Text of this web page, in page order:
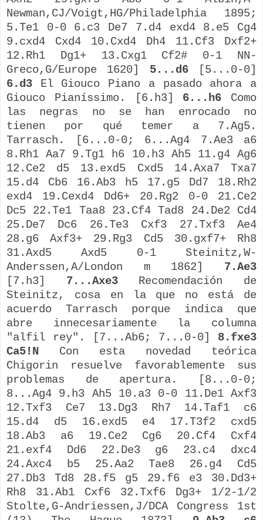
Newman,CJ/Voigt,HG/Philadelphia 1895;
5.Te1 0-0 6.c3 De7 7.d4 exd4 8.e5 Cg4
9.cxd4 Cxd4 10.Cxd4 Dh4 11.Cf3 Dxf2+
12.Rh1 Dg1+ 13.Cxg1 Cf2# 0-1 NN-
Greco,G/Europe 1620] 5...d6
[5...0-0]
6.d3 El Giouco Piano a pasado ahora a
Giouco Pianíssimo. [6.h3] 6...h6 Como
las negras no se han enrocado no
tienen por qué temer a 7.Ag5.
Tarrasch. [6...0-0; 6...Ag4 7.Ae3 a6
8.Rh1 Aa7 9.Tg1 h6 10.h3 Ah5 11.g4 Ag6
12.Ce2 d5 13.exd5 Cxd5 14.Axa7 Txa7
15.d4 Cb6 16.Ab3 h5 17.g5 Dd7 18.Rh2
exd4 19.Cexd4 Dd6+ 20.Rg2 0-0 21.Ce2
Dc5 22.Te1 Taa8 23.Cf4 Tad8 24.De2 Cd4
25.De7 Dc6 26.Te3 Cxf3 27.Txf3 Ae4
28.g6 Axf3+ 29.Rg3 Cd5 30.gxf7+ Rh8
31.Axd5 Axd5 0-1 Steinitz,W-
Anderssen,A/London m 1862] 7.Ae3
[7.h3] 7...Axe3 Recomendación de
Steinitz, cosa en la que no está de
acuerdo Tarrasch porque indica que
abre innecesariamente la columna
"alfil rey". [7...Ab6; 7...0-0] 8.fxe3
Ca5!N Con esta novedad teórica
Chigorin resuelve favorablemente sus
problemas de apertura. [8...0-0;
8...Ag4 9.h3 Ah5 10.a3 0-0 11.De1 Axf3
12.Txf3 Ce7 13.Dg3 Rh7 14.Taf1 c6
15.d4 d5 16.exd5 e4 17.T3f2 cxd5
18.Ab3 a6 19.Ce2 Cg6 20.Cf4 Cxf4
21.exf4 Dd6 22.De3 g6 23.c4 dxc4
24.Axc4 b5 25.Aa2 Tae8 26.g4 Cd5
27.Db3 Td8 28.f5 g5 29.f6 e3 30.Dd3+
Rh8 31.Ab1 Cxf6 32.Txf6 Dg3+ 1/2-1/2
Stolte,G-Andriessen,J/DCA Congress 1st